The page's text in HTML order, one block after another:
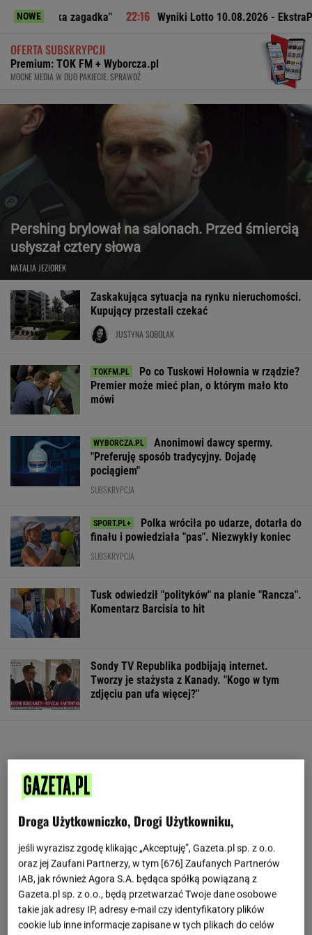
NOWE
zagadka" Wyniki Lotto 10.08.2026 - EkstraPensja,
OFERTA SUBSKRYPCJI
Premium: TOK FM + Wyborcza.pl
MOCNE MEDIA W DUO PAKIECIE. SPRAWDŹ
Pershing brylował na salonach. Przed śmiercią
usłyszał cztery słowa
NATALIA JEZIOREK
Zaskakująca sytuacja na rynku nieruchomości.
Kupujący przestali czekać
JUSTYNA SOBOLAK
Po co Tuskowi Hołownia w rządzie?
Premier może mieć plan, o którym mało kto
mówi
Anonimowi dawcy spermy.
"Preferuję sposób tradycyjny. Dojadę
pociągiem"
SUBSKRYPCJA
Polka wróciła po udarze, dotarła do
finału i powiedziała "pas". Niezwykły koniec
SUBSKRYPCJA
Tusk odwiedził "polityków" na planie "Rancza".
Komentarz Barcisia to hit
Sondy TV Republika podbijają internet.
Tworzy je stażysta z Kanady. "Kogo w tym
zdjęciu pan ufa więcej?"
Droga Użytkowniczko, Drogi Użytkowniku,
jeśli wyrazisz zgodę klikając „Akceptuję”, Gazeta.pl sp. z o.o.
oraz jej Zaufani Partnerzy, w tym [676] Zaufanych Partnerów
IAB, jak również Agora S.A. będąca spółką powiązaną z
Gazeta.pl sp. z o.o., będą przetwarzać Twoje dane osobowe
takie jak adresy IP, adresy e-mail czy identyfikatory plików
cookie lub inne informacje zapisane w tych plikach do celów